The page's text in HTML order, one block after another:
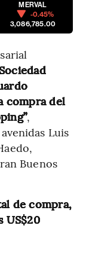
MERVAL
-0.45%
3,086,785.00
compra del
,
Luis
Buenos
de compra,
US$20